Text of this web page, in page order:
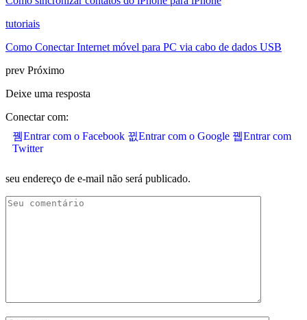
tutoriais
Como Conectar Internet móvel para PC via cabo de dados USB
prev Próximo
Deixe uma resposta
Conectar com:
Entrar com o Facebook
Entrar com o Google
Entrar com
Twitter
seu endereço de e-mail não será publicado.